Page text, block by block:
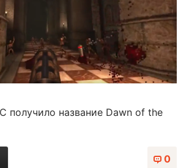
получило название Dawn of the
0